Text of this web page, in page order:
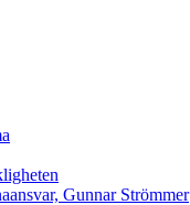
Gunnar Strömmer